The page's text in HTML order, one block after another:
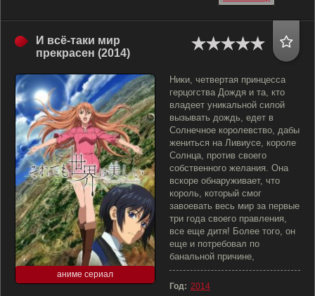
И всё-таки мир
прекрасен (2014)
аниме сериал
Ники, четвертая принцесса
герцогства Дождя и та, кто
владеет уникальной силой
вызывать дождь, едет в
Солнечное королевство, дабы
жениться на Ливиусе, короле
Солнца, против своего
собственного желания. Она
вскоре обнаруживает, что
король, который смог
завоевать весь мир за первые
три года своего правления,
все еще дитя! Более того, он
еще и потребовал по
банальной причине,
Год: 2014